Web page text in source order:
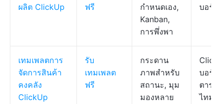
ผลิต ClickUp
ฟรี
กำหนดเอง,
Kanban,
การพึ่งพา
บอร์ด
เทมเพลตการ
จัดการสินค้า
คงคลัง
ClickUp
รับ
เทมเพลต
ฟรี
กระดาน
ภาพสำหรับ
สถานะ, มุม
มองหลาย
บอร์ด,
ตารา
ไทม์